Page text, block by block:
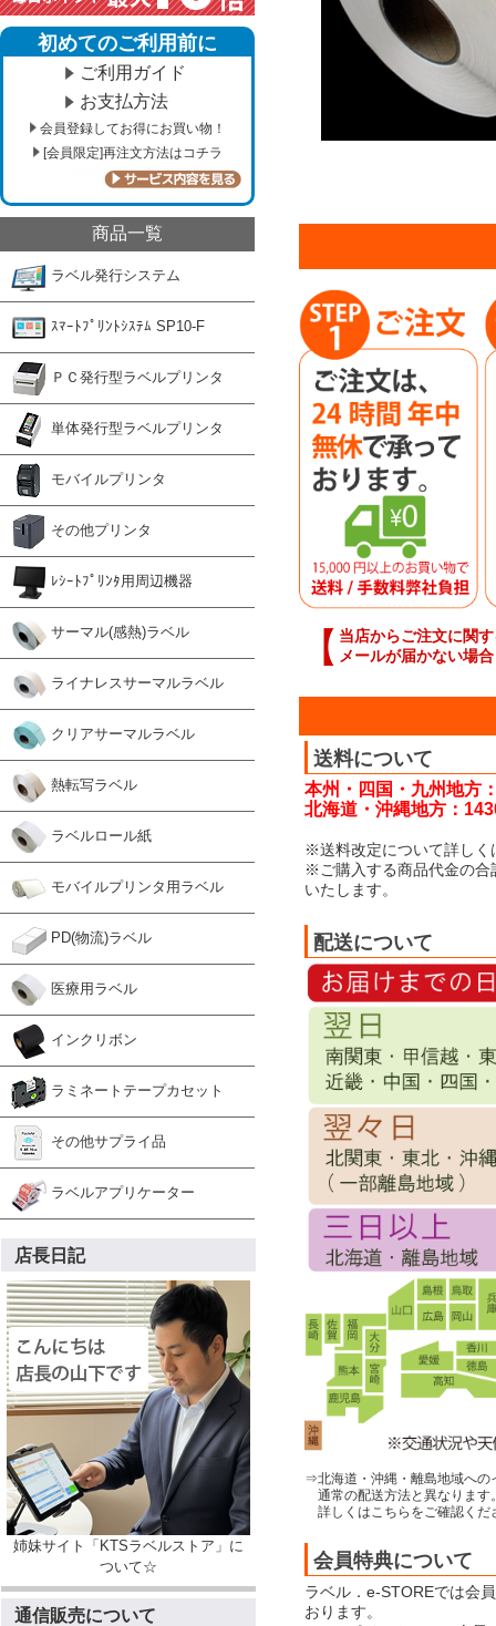
初めてのご利用前に
ご利用ガイド
お支払方法
会員登録してお得にお買い物！
[会員限定]再注文方法はコチラ
商品一覧
ラベル発行システム
ｽﾏｰﾄﾌﾟﾘﾝﾄｼｽﾃﾑ SP10-F
ＰＣ発行型ラベルプリンタ
単体発行型ラベルプリンタ
モバイルプリンタ
その他プリンタ
ﾚｼｰﾄﾌﾟﾘﾝﾀ用周辺機器
サーマル(感熱)ラベル
ライナレスサーマルラベル
クリアサーマルラベル
熱転写ラベル
ラベルロール紙
モバイルプリンタ用ラベル
PD(物流)ラベル
医療用ラベル
インクリボン
ラミネートテープカセット
その他サプライ品
ラベルアプリケーター
店長日記
姉妹サイト「KTSラベルストア」に
ついて☆
通信販売について
【 当店からご注文に関
メールが届かない場合
送料について
本州・四国・九州地方
北海道・沖縄地方：
※送料改定について詳しく
※ご購入する商品代金の合
いたします。
配送について
⇒北海道・沖縄・離島地域への
通常の配送方法と異なります
詳しくはこちらをご確認くだ
会員特典について
ラベル．e-STOREでは会
おります。